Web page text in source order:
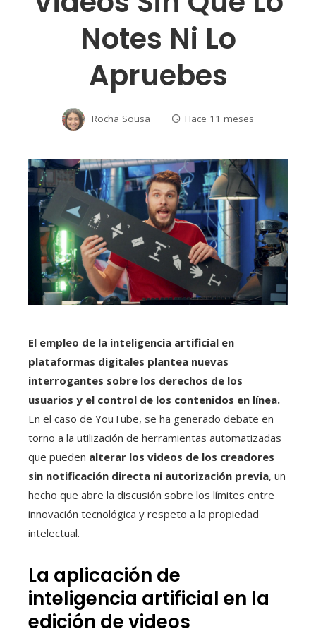
Notes Ni Lo
Apruebes
Rocha Sousa Hace 11 meses
El empleo de la inteligencia artificial en
plataformas digitales plantea nuevas
interrogantes sobre los derechos de los
usuarios y el control de los contenidos en línea.
En el caso de YouTube, se ha generado debate en
torno a la utilización de herramientas automatizadas
que pueden alterar los videos de los creadores
sin notificación directa ni autorización previa, un
hecho que abre la discusión sobre los límites entre
innovación tecnológica y respeto a la propiedad
intelectual.
La aplicación de
inteligencia artificial en la
edición de videos